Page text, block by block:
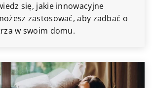
się, jakie innowacyjne
zastosować, aby zadbać o
w swoim domu.